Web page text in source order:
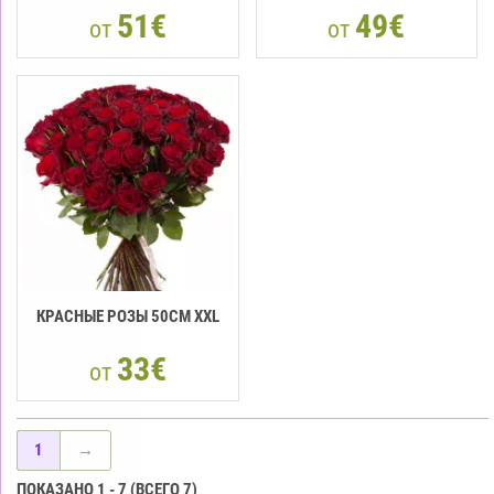
от 51€ от 49€
КРАСНЫЕ РОЗЫ 50СМ XXL
от 33€
1
→
ПОКАЗАНО 1 -7 (ВСЕГО7)